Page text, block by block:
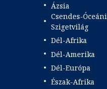
Ázsia
Csendes-Óceáni
Szigetvilág
Dél-Afrika
Dél-Amerika
Dél-Európa
Észak-Afrika